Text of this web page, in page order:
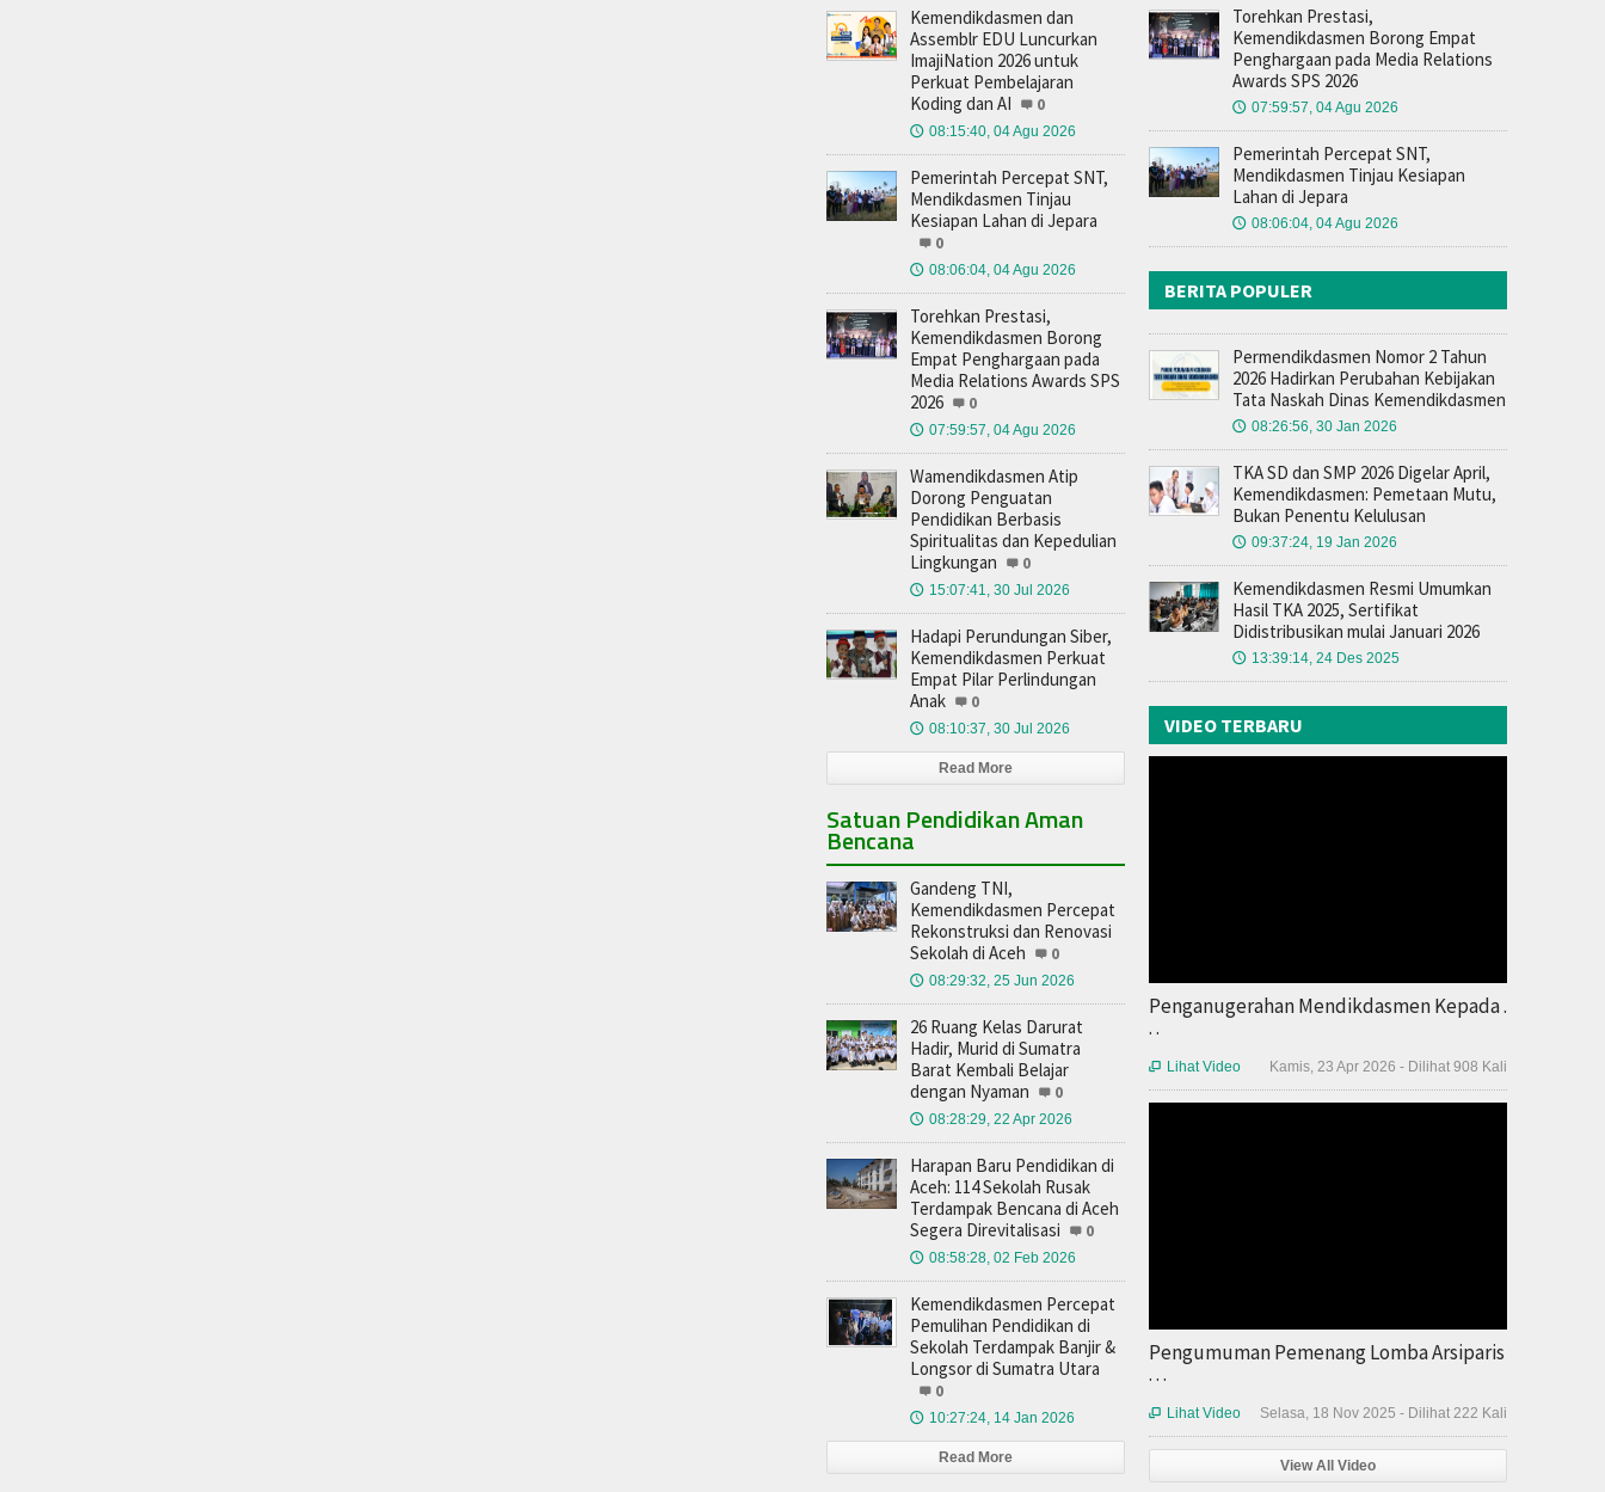
Kemendikdasmen dan
Assemblr EDU Luncurkan
ImajiNation 2026 untuk
Perkuat Pembelajaran
Koding dan AI
0
🕔 08:15:40, 04 Agu 2026
Pemerintah Percepat SNT,
Mendikdasmen Tinjau
Kesiapan Lahan di Jepara
0
🕔 08:06:04, 04 Agu 2026
Torehkan Prestasi,
Kemendikdasmen Borong
Empat Penghargaan pada
Media Relations Awards SPS
2026
0
🕔 07:59:57, 04 Agu 2026
Wamendikdasmen Atip
Dorong Penguatan
Pendidikan Berbasis
Spiritualitas dan Kepedulian
Lingkungan
0
🕔 15:07:41, 30 Jul 2026
Hadapi Perundungan Siber,
Kemendikdasmen Perkuat
Empat Pilar Perlindungan
Anak
0
🕔 08:10:37, 30 Jul 2026
Read More
Satuan Pendidikan Aman
Bencana
Gandeng TNI,
Kemendikdasmen Percepat
Rekonstruksi dan Renovasi
Sekolah di Aceh
0
🕔 08:29:32, 25 Jun 2026
26 Ruang Kelas Darurat
Hadir, Murid di Sumatra
Barat Kembali Belajar
dengan Nyaman
0
🕔 08:28:29, 22 Apr 2026
Harapan Baru Pendidikan di
Aceh: 114 Sekolah Rusak
Terdampak Bencana di Aceh
Segera Direvitalisasi
0
🕔 08:58:28, 02 Feb 2026
Kemendikdasmen Percepat
Pemulihan Pendidikan di
Sekolah Terdampak Banjir &
Longsor di Sumatra Utara
0
🕔 10:27:24, 14 Jan 2026
Read More
Torehkan Prestasi,
Kemendikdasmen Borong Empat
Penghargaan pada Media Relations
Awards SPS 2026
🕔 07:59:57, 04 Agu 2026
Pemerintah Percepat SNT,
Mendikdasmen Tinjau Kesiapan
Lahan di Jepara
🕔 08:06:04, 04 Agu 2026
BERITA POPULER
Permendikdasmen Nomor 2 Tahun
2026 Hadirkan Perubahan Kebijakan
Tata Naskah Dinas Kemendikdasmen
🕔 08:26:56, 30 Jan 2026
TKA SD dan SMP 2026 Digelar April,
Kemendikdasmen: Pemetaan Mutu,
Bukan Penentu Kelulusan
🕔 09:37:24, 19 Jan 2026
Kemendikdasmen Resmi Umumkan
Hasil TKA 2025, Sertifikat
Didistribusikan mulai Januari 2026
🕔 13:39:14, 24 Des 2025
VIDEO TERBARU
Penganugerahan Mendikdasmen Kepada .
. .
Kamis, 23 Apr 2026 - Dilihat 908 Kali
 Lihat Video
Pengumuman Pemenang Lomba Arsiparis
. . .
Selasa, 18 Nov 2025 - Dilihat 222 Kali
 Lihat Video
View All Video